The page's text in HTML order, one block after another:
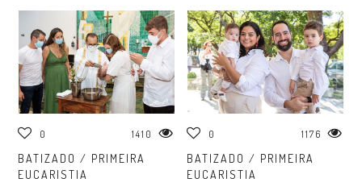
0 1410
BATIZADO / PRIMEIRA
EUCARISTIA
0 1176
BATIZADO / PRIMEIRA
EUCARISTIA